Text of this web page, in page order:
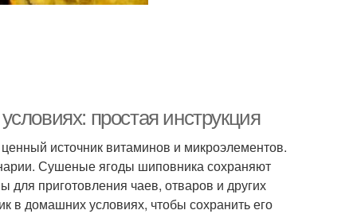
простая инструкция
источник витаминов и микроэлементов.
Сушеные ягоды шиповника сохраняют
для приготовления чаев, отваров и других
в домашних условиях, чтобы сохранить его